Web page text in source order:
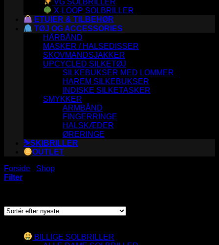
X-LOOP SOLBRILLER
ETUIER & TILBEHØR
TØJ OG ACCESSORIES
HÅRBÅND
MASKER / HALSEDISSER
SKOVMANDSJAKKER
UPCYCLED SILKETØJ
SILKEBUKSER MED LOMMER
HAREM SILKEBUKSER
INDISKE SILKETASKER
SMYKKER
ARMBÅND
FINGERRINGE
HALSKÆDER
ØRERINGE
⛷️SKIBRILLER
OUTLET
Forside
Shop
Filter
BILLIGE SOLBRILLER